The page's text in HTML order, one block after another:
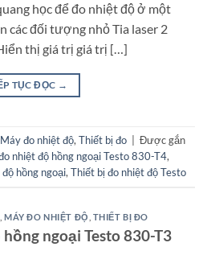
học để đo nhiệt độ ở một
các đối tượng nhỏ Tia laser 2
thị giá trị giá trị […]
TỤC ĐỌC →
Máy đo nhiệt độ,Thiết bị đo
Được gắn
nhiệt độ hồng ngoại Testo 830-T4,
hồng ngoại,Thiết bị đo nhiệt độ Testo
,MÁY ĐO NHIỆT ĐỘ THIẾT BỊ ĐO
ngoại Testo 830-T3